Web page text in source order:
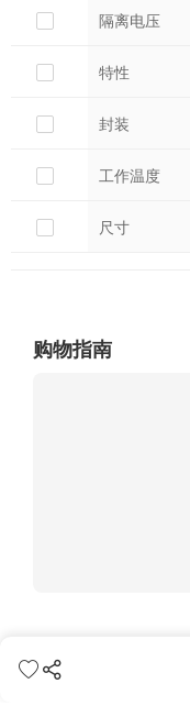
隔离电压
特性
封装
工作温度
尺寸
购物指南